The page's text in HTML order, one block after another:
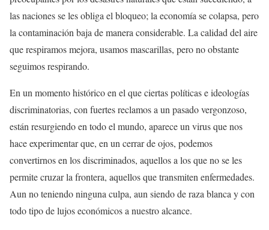
las naciones se les obliga el bloqueo; la economía se colapsa, pero
la contaminación baja de manera considerable. La calidad del aire
que respiramos mejora, usamos mascarillas, pero no obstante
seguimos respirando.
En un momento histórico en el que ciertas políticas e ideologías
discriminatorias, con fuertes reclamos a un pasado vergonzoso,
están resurgiendo en todo el mundo, aparece un virus que nos
hace experimentar que, en un cerrar de ojos, podemos
convertirnos en los discriminados, aquellos a los que no se les
permite cruzar la frontera, aquellos que transmiten enfermedades.
Aun no teniendo ninguna culpa, aun siendo de raza blanca y con
todo tipo de lujos económicos a nuestro alcance.